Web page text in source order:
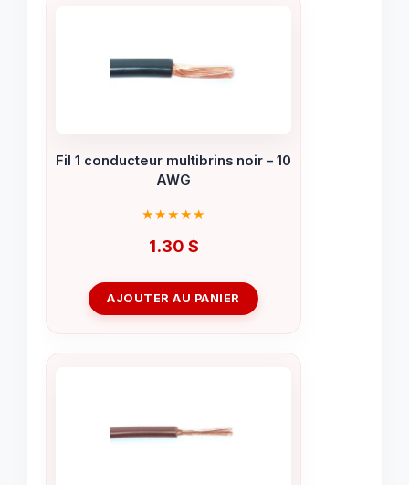
Fil 1 conducteur multibrins noir – 10
AWG
1.30 $
AJOUTER AU PANIER